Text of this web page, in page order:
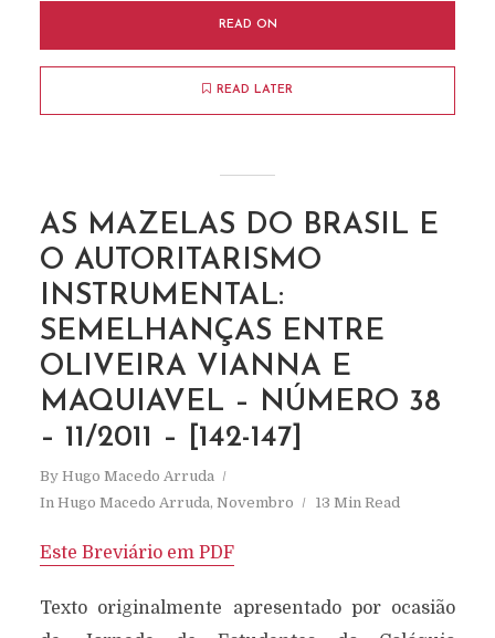
READ ON
READ LATER
AS MAZELAS DO BRASIL E
O AUTORITARISMO
INSTRUMENTAL:
SEMELHANÇAS ENTRE
OLIVEIRA VIANNA E
MAQUIAVEL – NÚMERO 38
– 11/2011 – [142-147]
By Hugo Macedo Arruda
In Hugo Macedo Arruda, Novembro 13 Min Read
Este Breviário em PDF
Texto originalmente apresentado por ocasião